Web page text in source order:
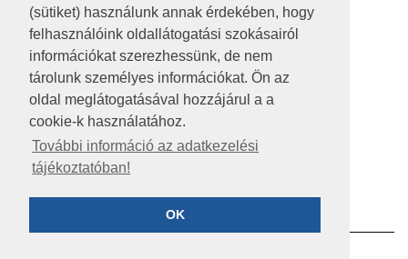
(sütiket) használunk annak érdekében, hogy
felhasználóink oldallátogatási szokásairól
információkat szerezhessünk, de nem
tárolunk személyes információkat. Ön az
oldal meglátogatásával hozzájárul a a
cookie-k használatához.
További információ az adatkezelési
tájékoztatóban!
OK
A HONLAP 2017.03.31-I ÁLLAPOTA
JOGI NYILATKOZAT
IMPRESSZUM
KÖZÉRDEKŰ ADATOK